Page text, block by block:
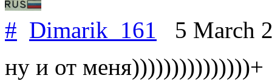
# Dimarik_161 5 March
ну и от меня)))))))))))))))+